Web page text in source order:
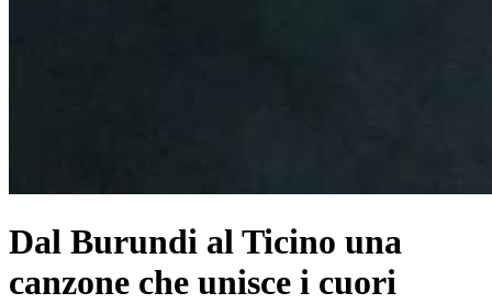
Dal Burundi al Ticino una
canzone che unisce i cuori